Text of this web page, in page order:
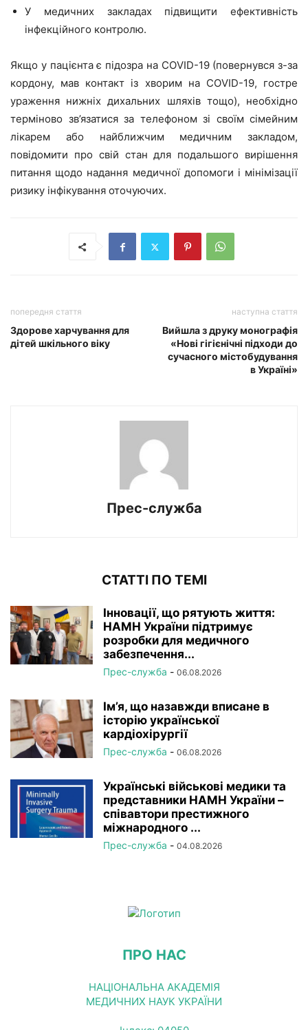
У медичних закладах підвищити ефективність
інфекційного контролю.
Якщо у пацієнта є підозра на COVID-19 (повернувся з-за
кордону, мав контакт із хворим на COVID-19, гостре
ураження нижніх дихальних шляхів тощо), необхідно
терміново зв’язатися за телефоном зі своїм сімейним
лікарем або найближчим медичним закладом,
повідомити про свій стан для подальшого вирішення
питання щодо надання медичної допомоги і мінімізації
ризику інфікування оточуючих.
попередня стаття
Здорове харчування для
дітей шкільного віку
наступна стаття
Вийшла з друку монографія
«Нові гігієнічні підходи до
сучасного містобудування
в Україні»
Прес-служба
СТАТТІ ПО ТЕМІ
Інновації, що рятують життя:
НАМН України підтримує
розробки для медичного
забезпечення...
Прес-служба - 06.08.2026
Ім’я, що назавжди вписане в
історію української
кардіохірургії
Прес-служба - 06.08.2026
Українські військові медики та
представники НАМН України –
співавтори престижного
міжнародного ...
Прес-служба - 04.08.2026
ПРО НАС
НАЦІОНАЛЬНА АКАДЕМІЯ
МЕДИЧНИХ НАУК УКРАЇНИ